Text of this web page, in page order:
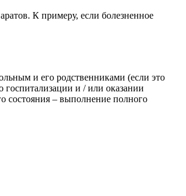
К примеру, если болезненное
и его родственниками (если это
и / или оказании
состояния – выполнение полного